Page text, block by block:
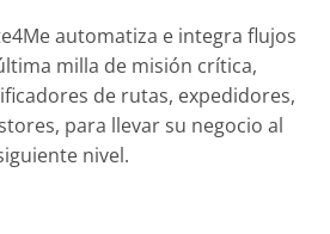
automatiza e integra flujos
milla de misión crítica,
de rutas, expedidores,
para llevar su negocio al
nivel.